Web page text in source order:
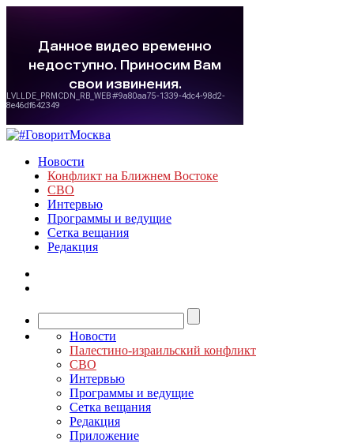
Новости
Конфликт на Ближнем Востоке
СВО
Интервью
Программы и ведущие
Сетка вещания
Редакция
Новости
Палестино-израильский конфликт
СВО
Интервью
Программы и ведущие
Сетка вещания
Редакция
Приложение